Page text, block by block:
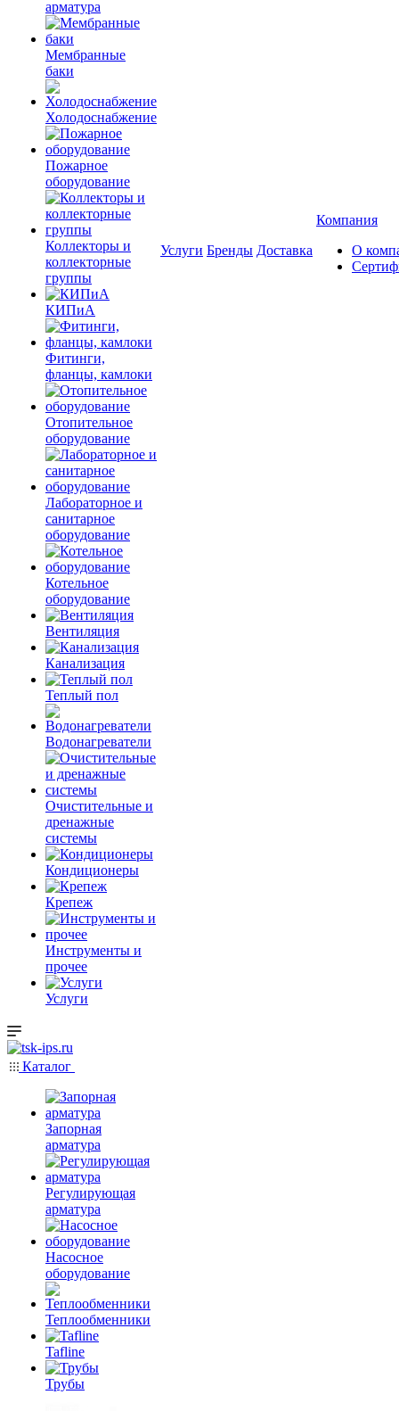
арматура
Мембранные
баки
Холодоснабжение
Пожарное
оборудование
Коллекторы и
коллекторные
группы
КИПиА
Фитинги,
фланцы, камлоки
Отопительное
оборудование
Лабораторное и
санитарное
оборудование
Котельное
оборудование
Вентиляция
Канализация
Теплый пол
Водонагреватели
Очистительные и
дренажные
системы
Кондиционеры
Крепеж
Инструменты и
прочее
Услуги
Услуги Бренды Доставка
Компания
О
Каталог
Запорная
арматура
Регулирующая
арматура
Насосное
оборудование
Теплообменники
Tafline
Трубы